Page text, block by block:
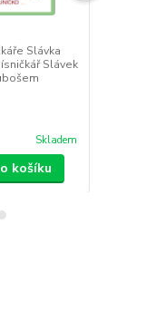
Slávka
Slávek
Skladem
košíku